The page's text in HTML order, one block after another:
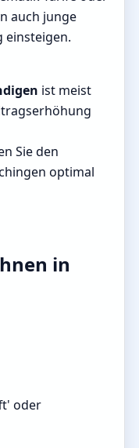
auch junge
einsteigen.
ist meist
Sie den
optimal
in
oder